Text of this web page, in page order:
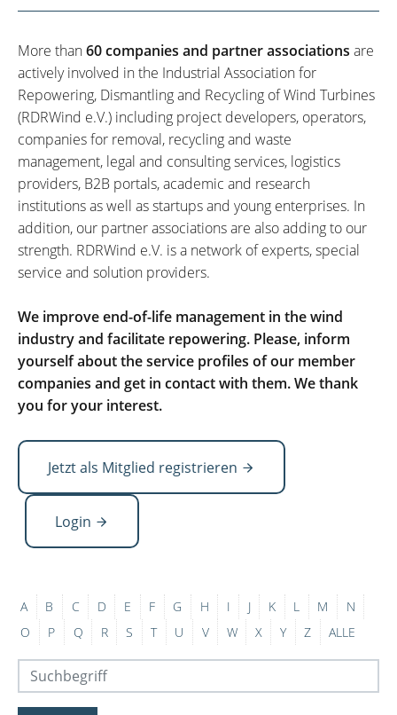
More than60 companies and partner associations are
actively involved in the Industrial Association for
Repowering, Dismantling and Recycling of Wind Turbines
(RDRWind e.V.) including project developers, operators,
companies for removal, recycling and waste
management, legal and consulting services, logistics
providers, B2B portals, academic and research
institutions as well as startups and young enterprises. In
addition, our partner associations are also adding to our
strength. RDRWind e.V. is a network of experts, special
service and solution providers.
We improve end-of-life management in the wind
industry and facilitate repowering. Please, inform
yourself about the service profiles of our member
companies and get in contact with them. We thank
you for your interest.
Jetzt als Mitglied registrieren
Login
A B C D E F G H I J K L M
N
O
P Q R S T U V W X Y Z ALLE